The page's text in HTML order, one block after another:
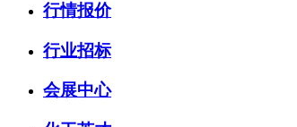
行情报价
行业招标
会展中心